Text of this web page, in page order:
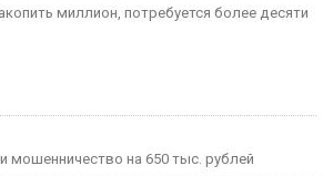
миллион, потребуется более десяти
мошенничество на 650 тыс. рублей